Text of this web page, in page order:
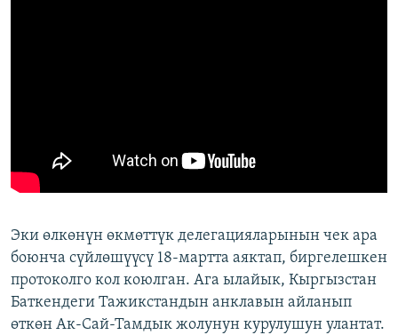
Эки өлкөнүн өкмөттүк делегацияларынын чек ара
боюнча сүйлөшүүсү 18-мартта аяктап, биргелешкен
протоколго кол коюлган. Ага ылайык, Кыргызстан
Баткендеги Тажикстандын анклавын айланып
өткөн Ак-Сай-Тамдык жолунун курулушун улантат.